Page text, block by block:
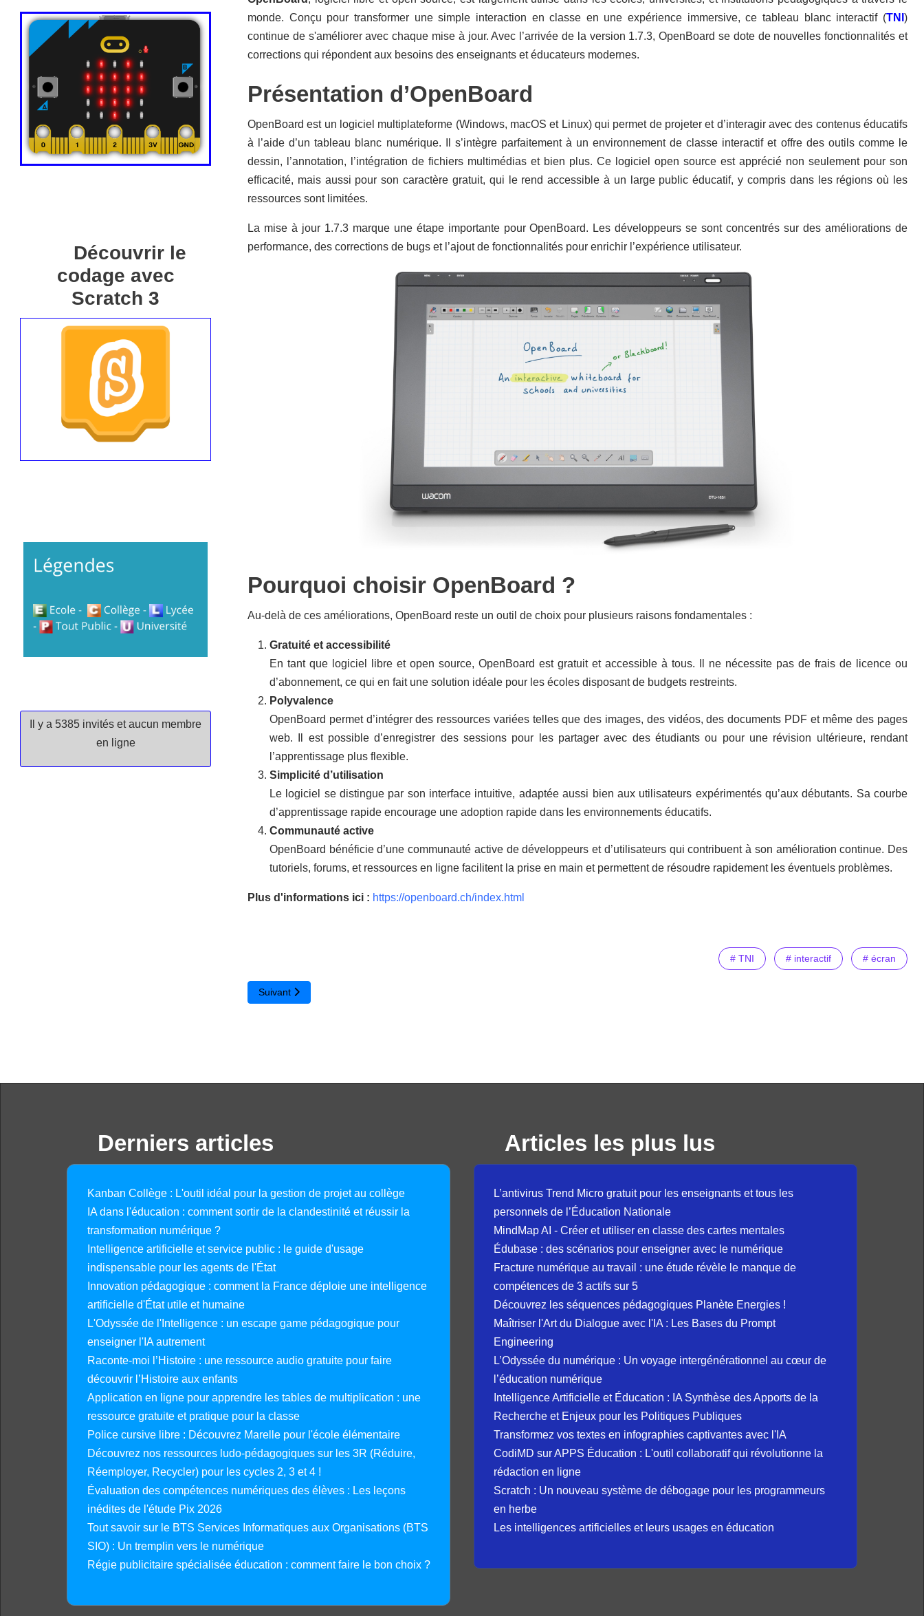
Découvrir le
codage avec
Scratch 3
Il y a 5385 invités et aucun membre
en ligne
monde. Conçu pour transformer une simple interaction en classe en une expérience immersive, ce tableau blanc interactif (TNI )
continue de s'améliorer avec chaque mise à jour. Avec l’arrivée de la version 1.7.3, OpenBoard se dote de nouvelles fonctionnalités et
corrections qui répondent aux besoins des enseignants et éducateurs modernes.
Présentation d’OpenBoard
OpenBoard est un logiciel multiplateforme (Windows, macOS et Linux) qui permet de projeter et d’interagir avec des contenus éducatifs
à l’aide d’un tableau blanc numérique. Il s’intègre parfaitement à un environnement de classe interactif et offre des outils comme le
dessin, l’annotation, l’intégration de fichiers multimédias et bien plus. Ce logiciel open source est apprécié non seulement pour son
efficacité, mais aussi pour son caractère gratuit, qui le rend accessible à un large public éducatif, y compris dans les régions où les
ressources sont limitées.
La mise à jour 1.7.3 marque une étape importante pour OpenBoard. Les développeurs se sont concentrés sur des améliorations de
performance, des corrections de bugs et l’ajout de fonctionnalités pour enrichir l’expérience utilisateur.
Pourquoi choisir OpenBoard ?
Au-delà de ces améliorations, OpenBoard reste un outil de choix pour plusieurs raisons fondamentales :
Gratuité et accessibilité
En tant que logiciel libre et open source, OpenBoard est gratuit et accessible à tous. Il ne nécessite pas de frais de licence ou
d’abonnement, ce qui en fait une solution idéale pour les écoles disposant de budgets restreints.
Polyvalence
OpenBoard permet d’intégrer des ressources variées telles que des images, des vidéos, des documents PDF et même des pages
web. Il est possible d’enregistrer des sessions pour les partager avec des étudiants ou pour une révision ultérieure, rendant
l’apprentissage plus flexible.
Simplicité d’utilisation
Le logiciel se distingue par son interface intuitive, adaptée aussi bien aux utilisateurs expérimentés qu’aux débutants. Sa courbe
d’apprentissage rapide encourage une adoption rapide dans les environnements éducatifs.
Communauté active
OpenBoard bénéficie d’une communauté active de développeurs et d’utilisateurs qui contribuent à son amélioration continue. Des
tutoriels, forums, et ressources en ligne facilitent la prise en main et permettent de résoudre rapidement les éventuels problèmes.
Plus d'informations ici : https://openboard.ch/index.html
# TNI # interactif # écran
Article suivant : Maximisez l'apprentissage avec la caméra HUE HD Pro : La classe inversée réinventée
Suivant
Derniers articles
Kanban Collège : L'outil idéal pour la gestion de projet au collège
IA dans l'éducation : comment sortir de la clandestinité et réussir la
transformation numérique ?
Intelligence artificielle et service public : le guide d'usage
indispensable pour les agents de l'État
Innovation pédagogique : comment la France déploie une intelligence
artificielle d'État utile et humaine
L'Odyssée de l'Intelligence : un escape game pédagogique pour
enseigner l'IA autrement
Raconte-moi l’Histoire : une ressource audio gratuite pour faire
découvrir l’Histoire aux enfants
Application en ligne pour apprendre les tables de multiplication : une
ressource gratuite et pratique pour la classe
Police cursive libre : Découvrez Marelle pour l'école élémentaire
Découvrez nos ressources ludo-pédagogiques sur les 3R (Réduire,
Réemployer, Recycler) pour les cycles 2, 3 et 4 !
Évaluation des compétences numériques des élèves : Les leçons
inédites de l'étude Pix 2026
Tout savoir sur le BTS Services Informatiques aux Organisations (BTS
SIO) : Un tremplin vers le numérique
Régie publicitaire spécialisée éducation : comment faire le bon choix ?
Articles les plus lus
L’antivirus Trend Micro gratuit pour les enseignants et tous les
personnels de l’Éducation Nationale
MindMap AI - Créer et utiliser en classe des cartes mentales
Édubase : des scénarios pour enseigner avec le numérique
Fracture numérique au travail : une étude révèle le manque de
compétences de 3 actifs sur 5
Découvrez les séquences pédagogiques Planète Energies !
Maîtriser l'Art du Dialogue avec l'IA : Les Bases du Prompt
Engineering
L’Odyssée du numérique : Un voyage intergénérationnel au cœur de
l’éducation numérique
Intelligence Artificielle et Éducation : IA Synthèse des Apports de la
Recherche et Enjeux pour les Politiques Publiques
Transformez vos textes en infographies captivantes avec l'IA
CodiMD sur APPS Éducation : L'outil collaboratif qui révolutionne la
rédaction en ligne
Scratch : Un nouveau système de débogage pour les programmeurs
en herbe
Les intelligences artificielles et leurs usages en éducation